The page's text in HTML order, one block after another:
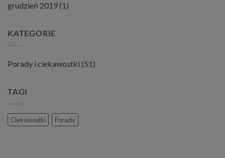
grudzień 2019(1)
KATEGORIE
Porady i ciekawostki (51)
TAGI
Ciekawostki Porady